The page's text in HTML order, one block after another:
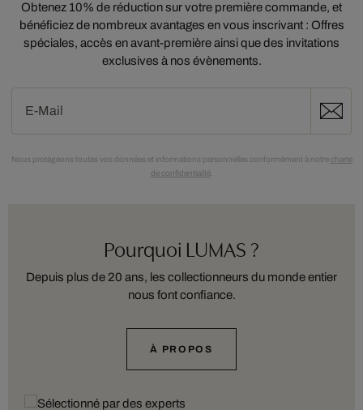
Obtenez 10% de réduction sur votre première commande, et
bénéficiez de nombreux avantages en vous inscrivant : Offres
spéciales, accès en avant-première ainsi que des invitations
exclusives à nos évènements.
Nous protégeons toutes vos données et informations personnelles conformément à notre charte
de confidentialité.
Pourquoi LUMAS ?
Depuis plus de 20 ans, les collectionneurs du monde entier
nous font confiance.
À PROPOS